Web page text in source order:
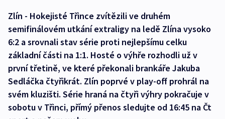
Zlín - Hokejisté Třince zvítězili ve druhém
semifinálovém utkání extraligy na ledě Zlína vysoko
6:2 a srovnali stav série proti nejlepšímu celku
základní části na 1:1. Hosté o výhře rozhodli už v
první třetině, ve které překonali brankáře Jakuba
Sedláčka čtyřikrát. Zlín poprvé v play-off prohrál na
svém kluzišti. Série hraná na čtyři výhry pokračuje v
sobotu v Třinci, přímý přenos sledujte od 16:45 na Čt